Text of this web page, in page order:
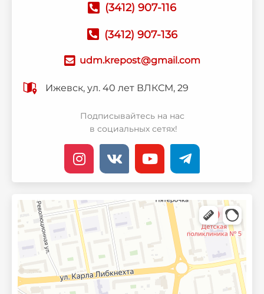
(3412) 907-116
(3412) 907-136
udm.krepost@gmail.com
Ижевск, ул. 40 лет ВЛКСМ, 29
Подписывайтесь на нас
в социальных сетях!